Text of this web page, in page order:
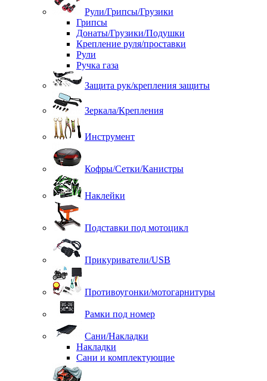
Рули/Грипсы/Грузики
Грипсы
Донаты/Грузики/Подушки
Крепление руля/проставки
Рули
Ручка газа
Защита рук/крепления защиты
Зеркала/Крепления
Инструмент
Кофры/Сетки/Канистры
Наклейки
Подставки под мотоцикл
Прикуриватели/USB
Противоугонки/мотогарнитуры
Рамки под номер
Сани/Накладки
Накладки
Сани и комплектующие